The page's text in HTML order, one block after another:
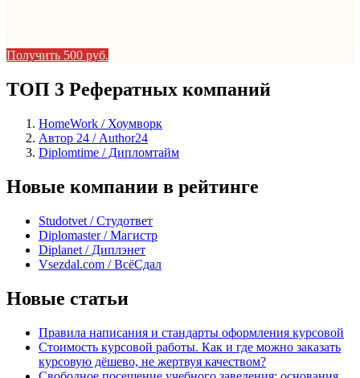
Получить 500 руб.
ТОП 3 Рефератных компаний
HomeWork / Хоумворк
Автор 24 / Author24
Diplomtime / Дипломтайм
Новые компании в рейтинге
Studotvet / Студответ
Diplomaster / Магистр
Diplanet / Диплэнет
Vsezdal.com / ВсёСдал
Новые статьи
Правила написания и стандарты оформления курсовой
Стоимость курсовой работы. Как и где можно заказать
курсовую дёшево, не жертвуя качеством?